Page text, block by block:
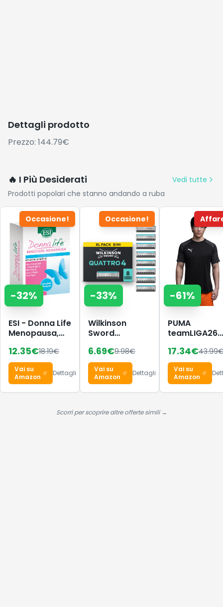
Dettagli prodotto
Prezzo: 144.79€
🔥 I Più Desiderati
Vedi tutte
Prodotti popolari che stanno andando a ruba
Occasione!
-32%
ESI - Donna Life
Menopausa,
Alimentare a
Base di
Isoflavoni da
Soia e
Trifoglio,
Regolazione
12.35€18.19€
Vai su
Amazon
Dettagli
Occasione!
-33%
Wilkinson
Sword
ricariche
rasoio uomo,
confezione da
8
6.69€9.98€
Vai su
Amazon
Dettagli
-61%
PUMA
teamLIGA26
17.34€43.99
Vai su
Amazon
Scorri per scoprire altre offerte simili →